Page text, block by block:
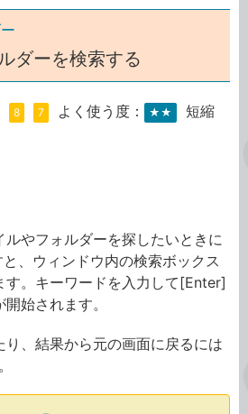
ダーを検索する
8 7 よく使う度： ★★
短縮
ルやフォルダーを探したいときに
、ウィンドウ内の検索ボックス
す。キーワードを入力して[Enter]
始されます。
り、結果から元の画面に戻るには